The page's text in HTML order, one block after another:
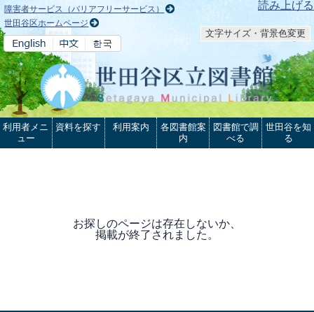
本文へ 読み上げる
障害者サービス（バリアフリーサービス）
世田谷区ホームページ
文字サイズ・背景色変更
利用者メニ
ュー
資料を探す 利用案内
各図書館案
内
図書館で調
べる
世田谷を知
る
お探しのページは存在しないか、
掲載が終了されました。